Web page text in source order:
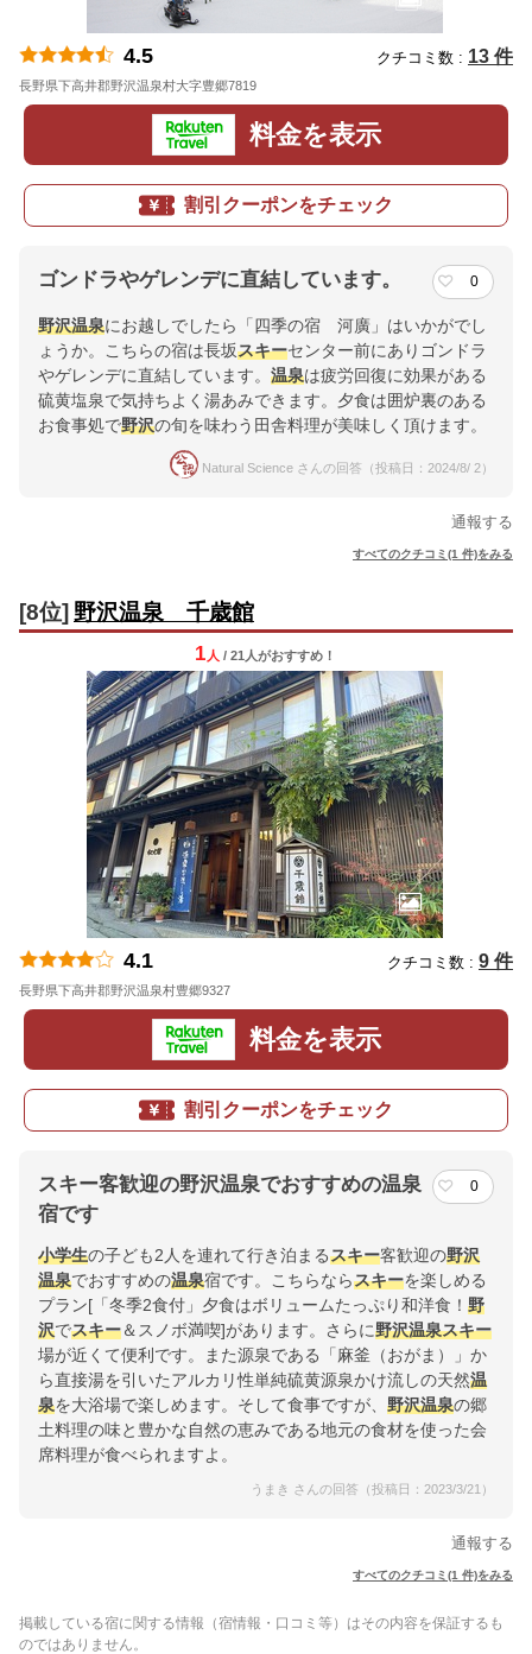
4.5 クチコミ数 : 13 件
長野県下高井郡野沢温泉村大字豊郷7819
料金を表示
割引クーポンをチェック
ゴンドラやゲレンデに直結しています。 0
野沢温泉にお越しでしたら「四季の宿 河廣」はいかがでし
ょうか。こちらの宿は長坂スキーセンター前にありゴンドラ
やゲレンデに直結しています。 温泉は疲労回復に効果がある
硫黄塩泉で気持ちよく湯あみできます。夕食は囲炉裏のある
お食事処で野沢の旬を味わう田舎料理が美味しく頂けます。
Natural Science さんの回答（投稿日：2024/8/ 2）
通報する
すべてのクチコミ(1 件)をみる
[8位] 野沢温泉 千歳館
1 人 / 21人がおすすめ！
4.1 クチコミ数 : 9 件
長野県下高井郡野沢温泉村豊郷9327
料金を表示
割引クーポンをチェック
スキー客歓迎の野沢温泉でおすすめの温泉
宿です
0
小学生の子ども2人を連れて行き泊まるスキー客歓迎の野沢
温泉でおすすめの温泉宿です。こちらならスキーを楽しめる
プラン[「冬季2食付」夕食はボリュームたっぷり和洋食！ 野
沢でスキー＆スノボ満喫]があります。さらに野沢温泉スキー
場が近くて便利です。また源泉である「麻釜（おがま）」か
ら直接湯を引いたアルカリ性単純硫黄源泉かけ流しの天然温
泉を大浴場で楽しめます。そして食事ですが、 野沢温泉の郷
土料理の味と豊かな自然の恵みである地元の食材を使った会
席料理が食べられますよ。
うまき さんの回答（投稿日：2023/3/21）
通報する
すべてのクチコミ(1 件)をみる
掲載している宿に関する情報（宿情報・口コミ等）はその内容を保証するも
のではありません。